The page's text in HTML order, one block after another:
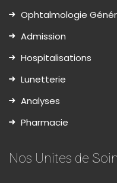
Ophtalmologie
Admission
Hospitalisations
Lunetterie
Analyses
Pharmacie
Nos Unites de